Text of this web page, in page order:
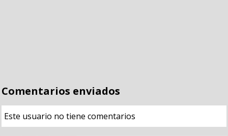
Comentarios enviados
Este usuario no tiene comentarios